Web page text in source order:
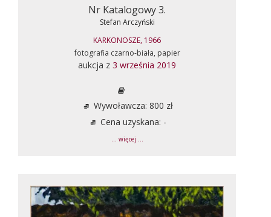
Nr Katalogowy 3.
Stefan Arczyński
KARKONOSZE, 1966
fotografia czarno-biała, papier
aukcja z 3 września 2019
Wywoławcza: 800 zł
Cena uzyskana: -
... więcej ...